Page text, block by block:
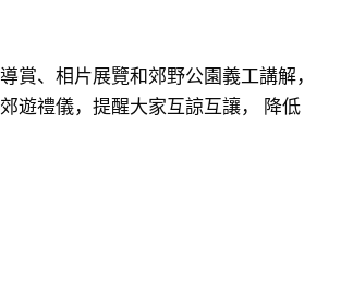
、相片展覽和郊野公園義工講解，
遊禮儀，提醒大家互諒互讓， 降低